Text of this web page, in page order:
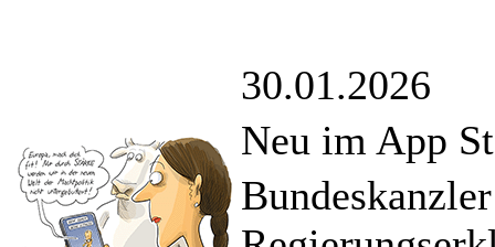
30.01.2026
Neu im App